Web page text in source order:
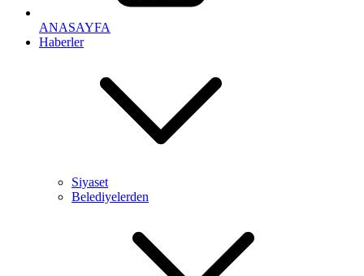
ANASAYFA
Haberler
Siyaset
Belediyelerden